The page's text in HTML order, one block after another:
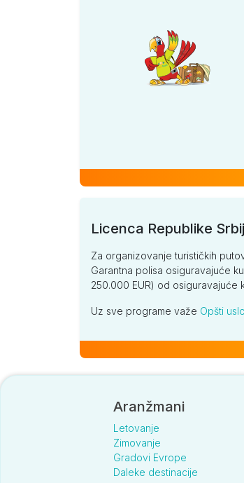
Licenca Republike
Za organizovanje turističkih
Garantna polisa osiguravajuće
250.000 EUR) od osiguravajuće
Uz sve programe važe Opšti
Aranžmani
Letovanje
Zimovanje
Gradovi Evrope
Daleke destinacije